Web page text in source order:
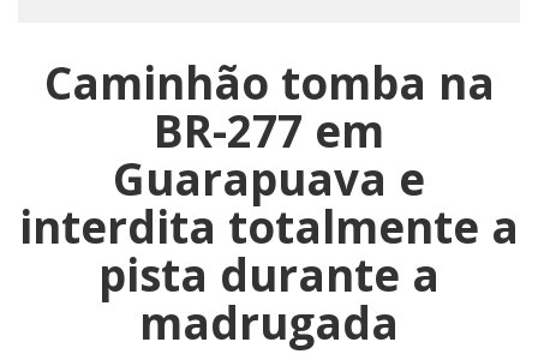
Caminhão tomba na
BR-277 em
Guarapuava e
interdita totalmente a
pista durante a
madrugada